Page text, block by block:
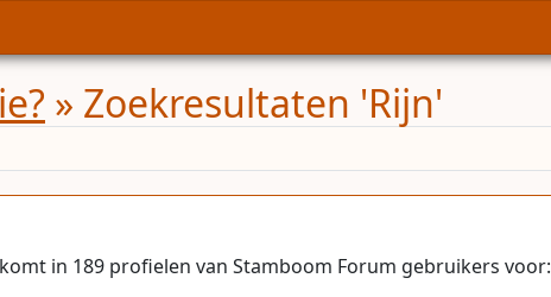
» Zoekresultaten 'Rijn'
komt in 189 profielen van Stamboom Forum gebruikers voor: